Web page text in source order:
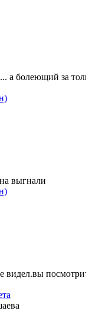
а болеющий за
выгнали
видел.вы